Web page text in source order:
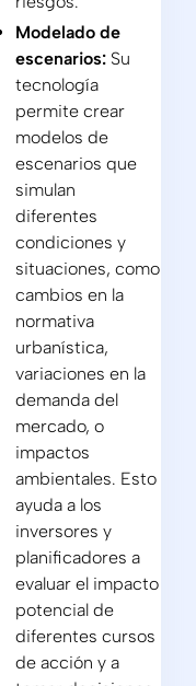
Modelado de
escenarios: Su
tecnología
permite crear
modelos de
escenarios que
simulan
diferentes
condiciones y
situaciones, como
cambios en la
normativa
urbanística,
variaciones en la
demanda del
mercado, o
impactos
ambientales. Esto
ayuda a los
inversores y
planificadores a
evaluar el impacto
potencial de
diferentes cursos
de acción y a